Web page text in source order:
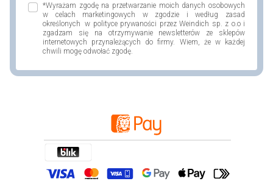
*Wyrażam zgodę na przetwarzanie moich danych osobowych
w celach marketingowych w zgodzie i według zasad
określonych w polityce prywaności przez Weindich sp. z o.o i
zgadzam się na otrzymywanie newsletterów ze sklepów
internetowych przynależących do firmy. Wiem, że w każdej
chwili mogę odwołać zgodę.